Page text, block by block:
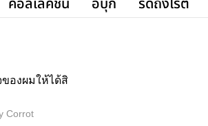
ของผมให้ได้สิ
Corrot